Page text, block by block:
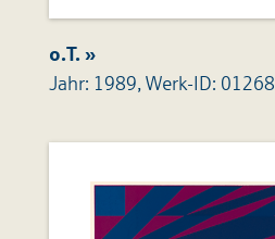
o.T. »
Jahr: 1989, Werk-ID: 01268